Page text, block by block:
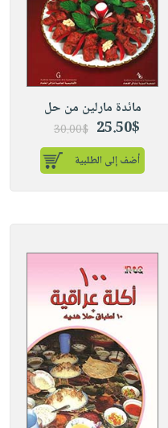
مائدة مارلين من حل
25.50$
30.00$
أضف إلى الطلبية